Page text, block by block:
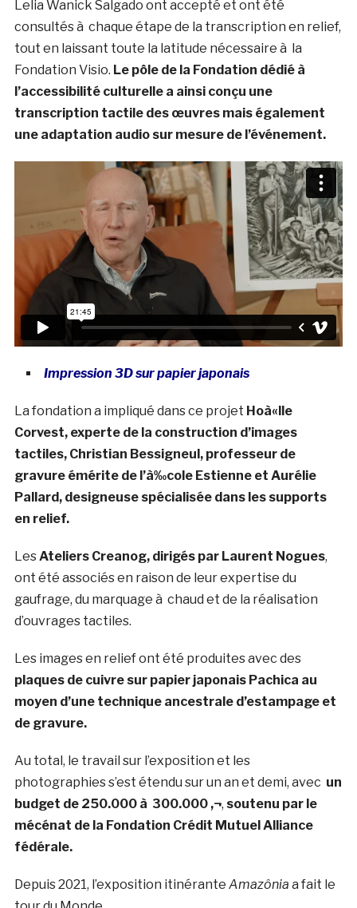
Lelia Wanick Salgado ont accepté et ont été
consultés à chaque étape de la transcription en relief,
tout en laissant toute la latitude nécessaire à la
Fondation Visio. Le pôle de la Fondation dédié à
l’accessibilité culturelle a ainsi conçu une
transcription tactile des œuvres mais également
une adaptation audio sur mesure de l’événement.
Impression 3D sur papier japonais
La fondation a impliqué dans ce projet Hoà«lle
Corvest, experte de la construction d’images
tactiles, Christian Bessigneul, professeur de
gravure émérite de l’à‰cole Estienne et Aurélie
Pallard, designeuse spécialisée dans les supports
en relief.
Les Ateliers Creanog, dirigés par Laurent Nogues,
ont été associés en raison de leur expertise du
gaufrage, du marquage à chaud et de la réalisation
d’ouvrages tactiles.
Les images en relief ont été produites avec des
plaques de cuivre sur papier japonais Pachica au
moyen d’une technique ancestrale d’estampage et
de gravure.
Au total, le travail sur l’exposition et les
photographies s’est étendu sur un an et demi, avec un
budget de 250.000 à 300.000 ‚¬, soutenu par le
mécénat de la Fondation Crédit Mutuel Alliance
fédérale.
Depuis 2021, l’exposition itinérante Amazônia a fait le